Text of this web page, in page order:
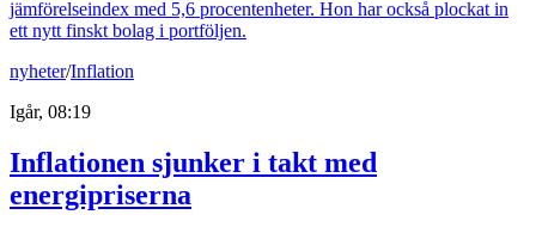
jämförelseindex med 5,6 procentenheter. Hon har också plockat in
ett nytt finskt bolag i portföljen.
nyheter/Inflation
Igår, 08:19
Inflationen sjunker i takt med
energipriserna